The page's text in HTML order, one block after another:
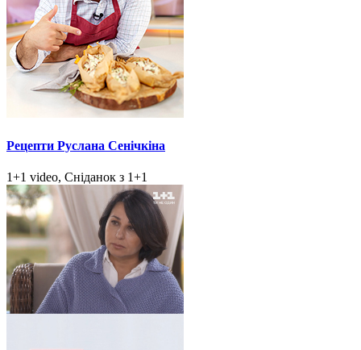
Рецепти Руслана Сенічкіна
1+1 video, Сніданок з 1+1